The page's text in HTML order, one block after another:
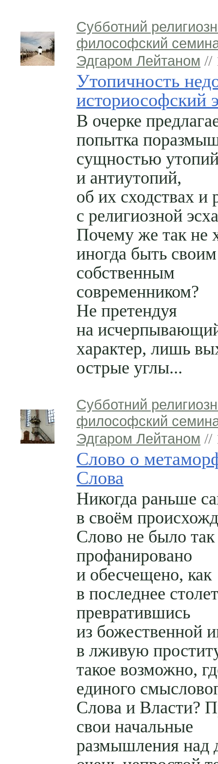
Субботний
философский
Эдгаром Лейтаном //
Утопичность
историософский
В очерке
попытка
сущностью
и антиутопий,
об их сходствах и
с религиозной
Почему же так не
иногда быть своим
собственным
современником?
Не претендуя
на
характер, лишь
острые углы...
Субботний
философский
Эдгаром Лейтаном //
Слово о
Слова
Никогда раньше
в своём
Слово не было так
профанировано
и обесчещено, как
в последнее
превратившись
из божественной
в лживую
такое возможно,
единого
Слова и Власти?
свои начальные
размышления над